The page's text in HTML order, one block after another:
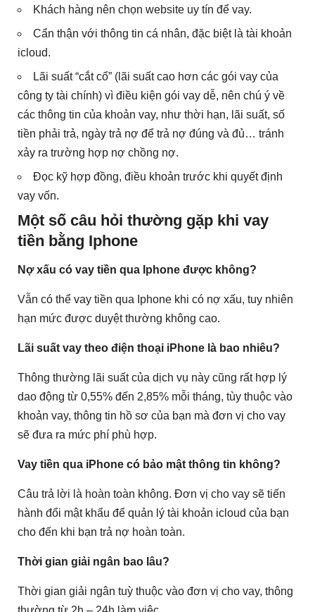
Khách hàng nên chọn website uy tín để vay.
Cẩn thận với thông tin cá nhân, đặc biệt là tài khoản
icloud.
Lãi suất “cắt cổ” (lãi suất cao hơn các gói vay của
công ty tài chính) vì điều kiện gói vay dễ, nên chú ý về
các thông tin của khoản vay, như thời hạn, lãi suất, số
tiền phải trả, ngày trả nợ để trả nợ đúng và đủ… tránh
xảy ra trường hợp nợ chồng nợ.
Đọc kỹ hợp đồng, điều khoản trước khi quyết định
vay vốn.
Một số câu hỏi thường gặp khi vay
tiền bằng Iphone
Nợ xấu có vay tiền qua Iphone được không?
Vẫn có thể vay tiền qua Iphone khi có nợ xấu, tuy nhiên
hạn mức được duyệt thường không cao.
Lãi suất vay theo điện thoại iPhone là bao nhiêu?
Thông thường lãi suất của dịch vụ này cũng rất hợp lý
dao động từ 0,55% đến 2,85% mỗi tháng, tùy thuộc vào
khoản vay, thông tin hồ sơ của bạn mà đơn vị cho vay
sẽ đưa ra mức phí phù hợp.
Vay tiền qua iPhone có bảo mật thông tin không?
Câu trả lời là hoàn toàn không. Đơn vị cho vay sẽ tiến
hành đổi mật khẩu để quản lý tài khoản icloud của bạn
cho đến khi bạn trả nợ hoàn toàn.
Thời gian giải ngân bao lâu?
Thời gian giải ngân tuỳ thuộc vào đơn vị cho vay, thông